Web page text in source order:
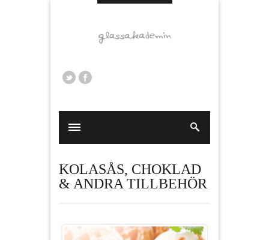
KOLASÅS, CHOKLAD
& ANDRA TILLBEHÖR